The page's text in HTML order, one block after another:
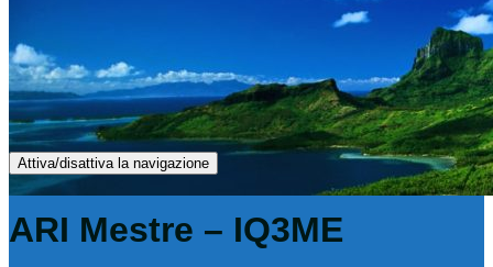
Attiva/disattiva la navigazione
ARI Mestre – IQ3ME